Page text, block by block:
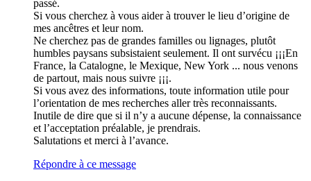
passé.
Si vous cherchez à vous aider à trouver le lieu d’origine de
mes ancêtres et leur nom.
Ne cherchez pas de grandes familles ou lignages, plutôt
humbles paysans subsistaient seulement. Il ont survécu ¡¡¡En
France, la Catalogne, le Mexique, New York ... nous venons
de partout, mais nous suivre ¡¡¡.
Si vous avez des informations, toute information utile pour
l’orientation de mes recherches aller très reconnaissants.
Inutile de dire que si il n’y a aucune dépense, la connaissance
et l’acceptation préalable, je prendrais.
Salutations et merci à l’avance.
Répondre à ce message